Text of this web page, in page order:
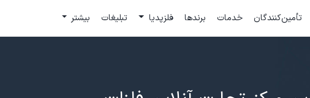
تأمین‌کنندگان خدمات برندها فلزپدیا تبلیغات بیشتر